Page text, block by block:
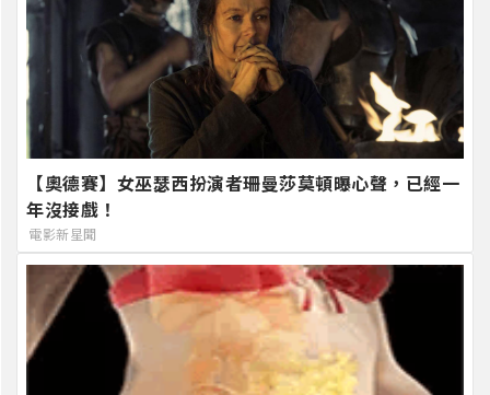
【奧德賽】女巫瑟西扮演者珊曼莎莫頓曝心聲，已經一
年沒接戲！
電影新星聞